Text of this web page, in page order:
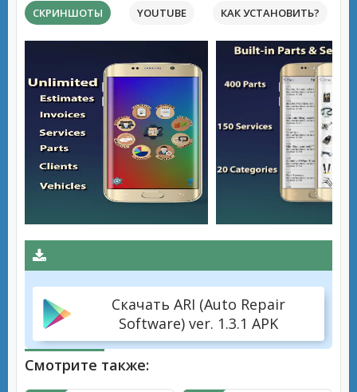
СКРИНШОТЫ YOUTUBE КАК УСТАНОВИТЬ?
Скачать ARI (Auto Repair
Software) ver. 1.3.1 APK
Смотрите также: